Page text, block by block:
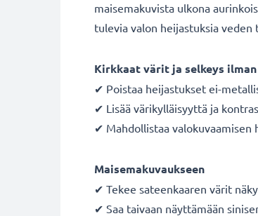
maisemakuvista ulkona
tulevia valon heijastuksia veden
Kirkkaat värit ja selkeys
✔ Poistaa heijastukset ei-
✔ Lisää värikylläisyyttä ja
✔ Mahdollistaa
Maisemakuvaukseen
✔ Tekee sateenkaaren värit
✔ Saa taivaan näyttämään